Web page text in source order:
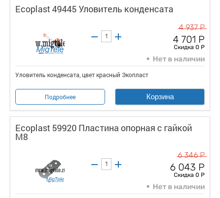
Ecoplast 49445 Уловитель конденсата
4 937 Р
4 701 Р
Скидка 0 Р
Нет в наличии
Уловитель конденсата, цвет красный Экопласт
Подробнее Корзина
Ecoplast 59920 Пластина опорная с гайкой
М8
6 346 Р
6 043 Р
Скидка 0 Р
Нет в наличии